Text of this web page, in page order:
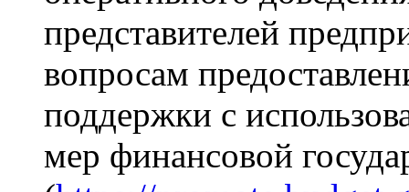
представителей
вопросам
поддержки с
мер финансовой